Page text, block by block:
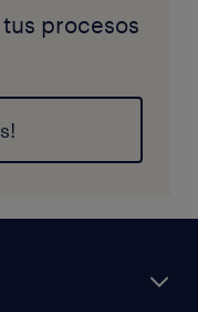
procesos